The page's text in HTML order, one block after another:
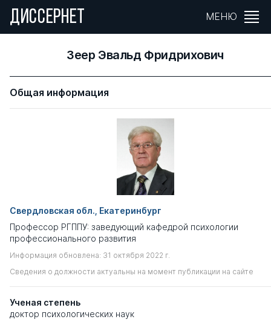
ДИССЕРНЕТ МЕНЮ
Зеер Эвальд Фридрихович
Общая информация
Свердловская обл., Екатеринбург
Профессор РГППУ: заведующий кафедрой психологии
профессионального развития
Информация обновлена: 31 октября 2022 г.
Сведения о должности актуальны на момент публикации на сайте
Ученая степень
доктор психологических наук